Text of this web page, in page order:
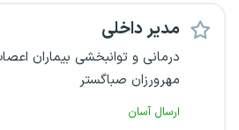
مدیر داخلی
درمانی و توانبخشی بیماران
مهرورزان صباگستر
ارسال آسان